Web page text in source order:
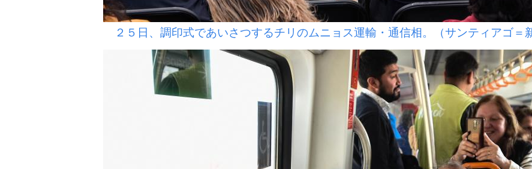
２５日、調印式であいさつするチリのムニョス運輸・通信相。（サンティアゴ＝